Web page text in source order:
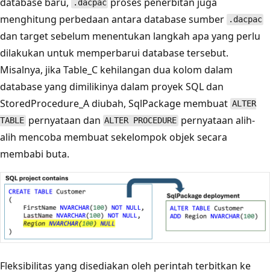
.dacpac
menghitung perbedaan antara database sumber
.dacpac
dan target sebelum menentukan langkah apa yang perlu
dilakukan untuk memperbarui database tersebut.
Misalnya, jika Table_C kehilangan dua kolom dalam
database yang dimilikinya dalam proyek SQL dan
StoredProcedure_A diubah, SqlPackage membuat ALTER
TABLE pernyataan dan ALTER PROCEDURE pernyataan alih-
alih mencoba membuat sekelompok objek secara
membabi buta.
Fleksibilitas yang disediakan oleh perintah terbitkan ke